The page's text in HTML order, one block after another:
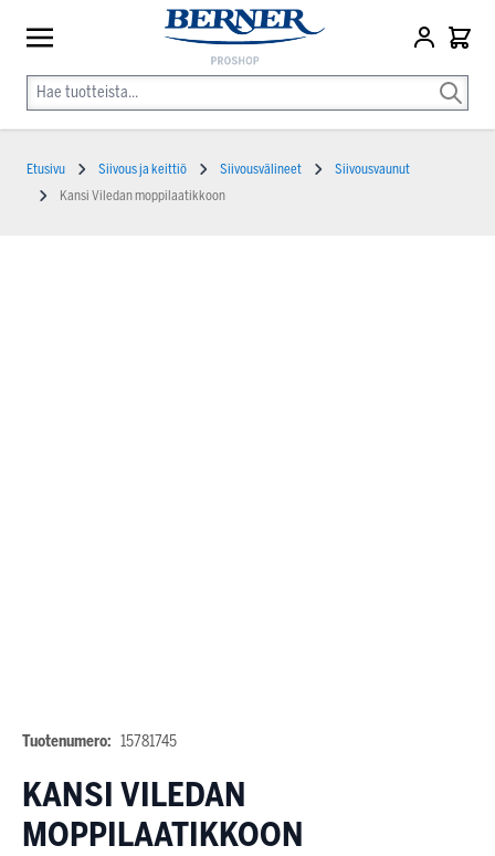
Tuotenumero: 15781745
KANSI VILEDAN
MOPPILAATIKKOON
Etusivu Siivous ja keittiö Siivousvälineet
Siivousvaunut
Kansi Viledan moppilaatikkoon